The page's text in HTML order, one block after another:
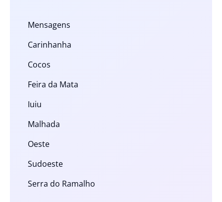
Mensagens
Carinhanha
Cocos
Feira da Mata
Iuiu
Malhada
Oeste
Sudoeste
Serra do Ramalho